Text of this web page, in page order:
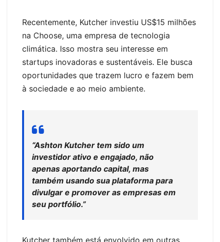
Recentemente, Kutcher investiu US$15 milhões
na Choose, uma empresa de tecnologia
climática. Isso mostra seu interesse em
startups inovadoras e sustentáveis. Ele busca
oportunidades que trazem lucro e fazem bem
à sociedade e ao meio ambiente.
“Ashton Kutcher tem sido um
investidor ativo e engajado, não
apenas aportando capital, mas
também usando sua plataforma para
divulgar e promover as empresas em
seu portfólio.”